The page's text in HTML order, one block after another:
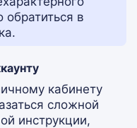
обратиться в
кабинету
сложной
инструкции,